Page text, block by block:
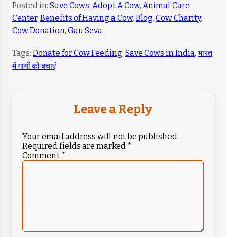
Posted in: Save Cows, Adopt A Cow, Animal Care
Center, Benefits of Having a Cow, Blog, Cow Charity,
Cow Donation, Gau Seva
Tags: Donate for Cow Feeding, Save Cows in India, भारत
में गायों को बचाएं
Leave a Reply
Your email address will not be published.
Required fields are marked *
Comment *